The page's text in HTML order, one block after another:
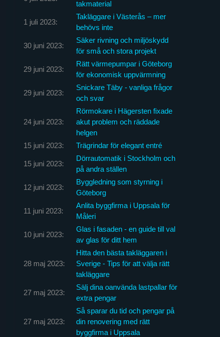
takmaterial
1 juli 2023:
Takläggare i Västerås – mer
behövs inte
30 juni 2023:
Säker rivning och miljöskydd
för små och stora projekt
29 juni 2023:
Rätt värmepumpar i Göteborg
för ekonomisk uppvärmning
29 juni 2023:
Snickare Täby - vanliga frågor
och svar
24 juni 2023:
Rörmokare i Hägersten fixade
akut problem och räddade
helgen
15 juni 2023:
Trägrindar för elegant entré
15 juni 2023:
Dörrautomatik i Stockholm och
på andra ställen
12 juni 2023:
Byggledning som styrning i
Göteborg
11 juni 2023:
Anlita byggfirma i Uppsala för
Måleri
10 juni 2023:
Glas i fasaden - en guide till val
av glas för ditt hem
28 maj 2023:
Hitta den bästa takläggaren i
Sverige - Tips för att välja rätt
takläggare
27 maj 2023:
Sälj dina oanvända lastpallar för
extra pengar
27 maj 2023:
Så sparar du tid och pengar på
din renovering med rätt
byggfirma i Uppsala